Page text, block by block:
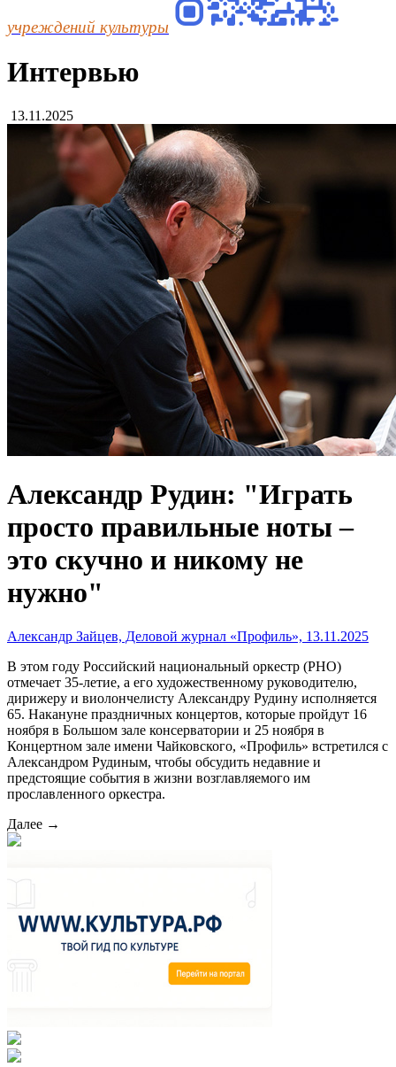
учреждений культуры
Интервью
13.11.2025
Александр Рудин: "Играть
просто правильные ноты –
это скучно и никому не
нужно"
Александр Зайцев, Деловой журнал «Профиль», 13.11.2025
В этом году Российский национальный оркестр (РНО)
отмечает 35-летие, а его художественному руководителю,
дирижеру и виолончелисту Александру Рудину исполняется
65. Накануне праздничных концертов, которые пройдут 16
ноября в Большом зале консерватории и 25 ноября в
Концертном зале имени Чайковского, «Профиль» встретился с
Александром Рудиным, чтобы обсудить недавние и
предстоящие события в жизни возглавляемого им
прославленного оркестра.
Далее →